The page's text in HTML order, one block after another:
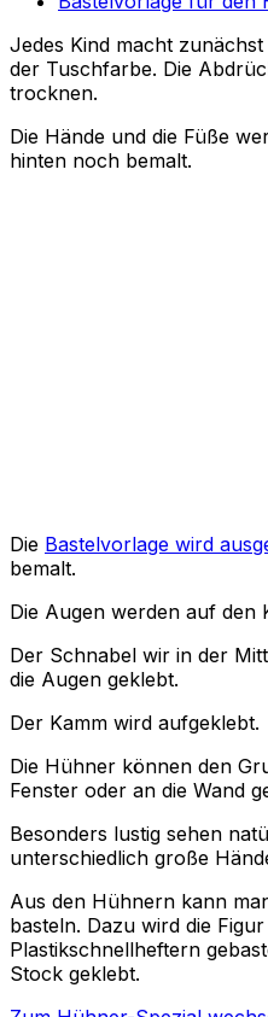
Jedes Kind macht
der Tuschfarbe. Die
trocknen.
Die Hände und die Füße
hinten noch bemalt.
Die Bastelvorlage wird
bemalt.
Die Augen werden auf den
Der Schnabel wir in der
die Augen geklebt.
Der Kamm wird aufgeklebt.
Die Hühner können den
Fenster oder an die Wand
Besonders lustig sehen
unterschiedlich große
Aus den Hühnern kann
basteln. Dazu wird die
Plastikschnellheftern
Stock geklebt.